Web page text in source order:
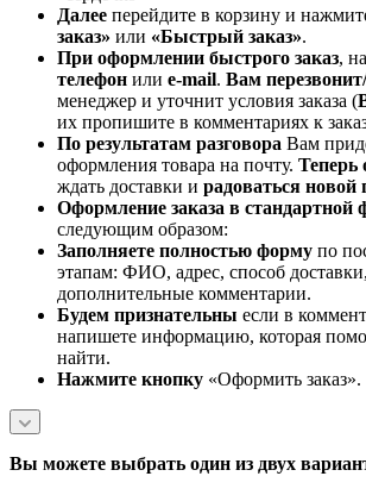
Далее перейдите в корзину и
заказ» или «Быстрый заказ».
При оформлении быстрого заказ,
телефон или e-mail. Вам
менеджер и уточнит условия заказа (
их пропишите в комментариях к
По результатам разговора Вам
оформления товара на почту. Теперь
ждать доставки и радоваться новой
Оформление заказа в стандартной
следующим образом:
Заполняете полностью форму по
этапам: ФИО, адрес, способ
дополнительные комментарии.
Будем признательны если в
напишете информацию, которая
найти.
Нажмите кнопку «Оформить заказ».
Вы можете выбрать один из двух